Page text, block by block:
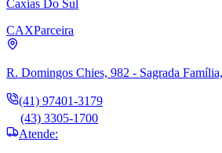
Caxias Do Sul
CAXParceira
R. Domingos Chies, 982 - Sagrada
(41) 97401-3179
(43) 3305-1700
Atende: